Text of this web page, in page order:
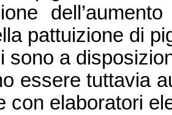
pattuizione di
sono a
essere tuttavia
con elaboratori